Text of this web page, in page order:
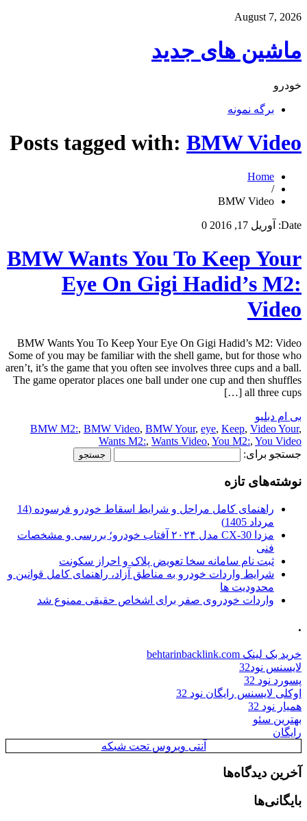
August 7, 2026
ماشین های جدید
خودرو
برگه نمونه
Posts tagged with: BMW Video
Home
/
BMW Video
Date: آوریل 17, 2016 0
BMW Wants You To Keep Your
Eye On Gigi Hadid’s M2:
Video
BMW Wants You To Keep Your Eye On Gigi Hadid’s M2: Video
Some of you may be familiar with the shell game, but for those who
aren’t, it’s the game that you often see involves three cups and a ball.
The game operator places one ball under one cup and then shuffles
all three cups […]
بی ام دبلیو
BMW M2:, BMW Video, BMW Your, eye, Keep, Video Your,
Wants M2:, Wants Video, You M2:, You Video
جستجو برای:
نوشته‌های تازه
راهنمای کامل مراحل و شرایط اسقاط خودرو فرسوده (14
مرداد 1405)
مزدا CX-30 مدل ۲۰۲۴ آفتاب خودرو؛ بررسی و مشخصات
فنی
ثبت نام سامانه سخا تعویض پلاک و احراز سکونت
شرایط واردات خودرو به مناطق آزاد، راهنمای کامل قوانین و
محدودیت ها
واردات خودروی صفر برای اشخاص حقیقی ممنوع شد
.
خرید بک لینک behtarinbacklink.com
لایسنس نود32
پسورد نود 32
اوکلی لایسنس رایگان نود 32
همیار نود 32
بهترین سئو
رایگان
آنتی ویروس تحت شبکه
آخرین دیدگاه‌ها
بایگانی‌ها